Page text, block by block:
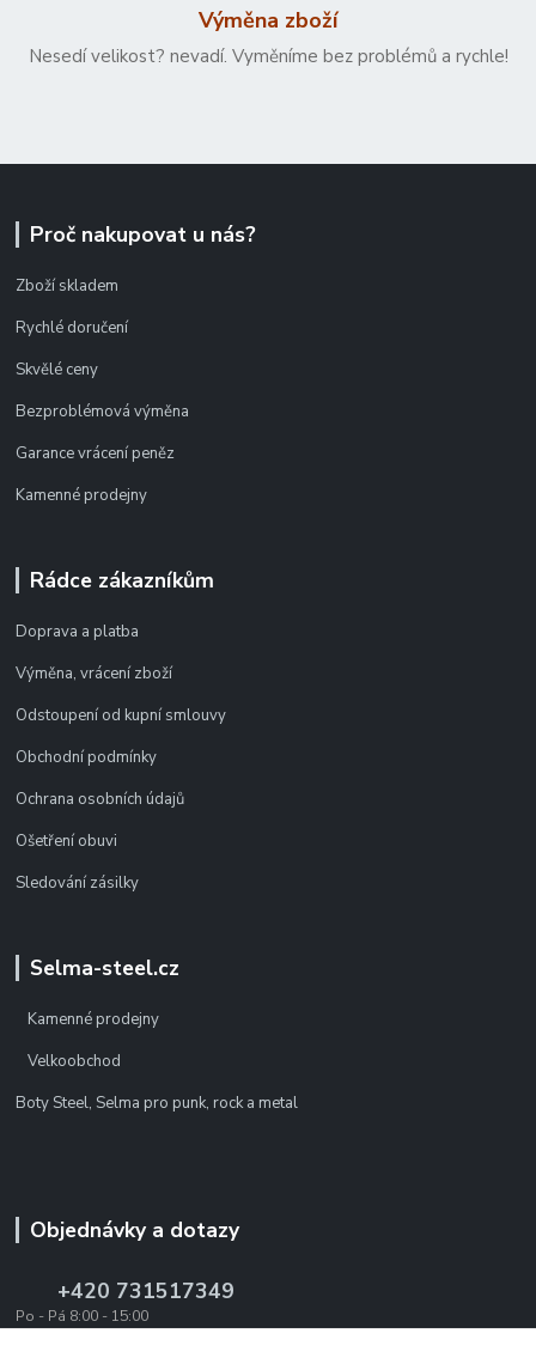
Výměna zboží
Nesedí velikost? nevadí. Vyměníme bez problémů a rychle!
Proč nakupovat u nás?
Zboží skladem
Rychlé doručení
Skvělé ceny
Bezproblémová výměna
Garance vrácení peněz
Kamenné prodejny
Rádce zákazníkům
Doprava a platba
Výměna, vrácení zboží
Odstoupení od kupní smlouvy
Obchodní podmínky
Ochrana osobních údajů
Ošetření obuvi
Sledování zásilky
Selma-steel.cz
Kamenné prodejny
Velkoobchod
Boty Steel, Selma pro punk, rock a metal
Objednávky a dotazy
+420 731517349
Po - Pá 8:00 - 15:00